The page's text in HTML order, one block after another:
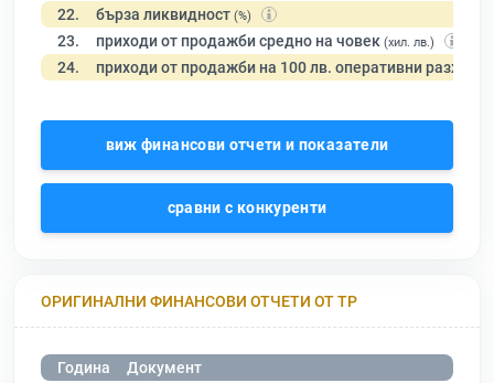
22. бърза ликвидност (%)
23. приходи от продажби средно на човек (хил. лв.)
24. приходи от продажби на 100 лв. оперативни разходи
виж финансови отчети и показатели
сравни с конкуренти
ОРИГИНАЛНИ ФИНАНСОВИ ОТЧЕТИ ОТ ТР
Година Документ